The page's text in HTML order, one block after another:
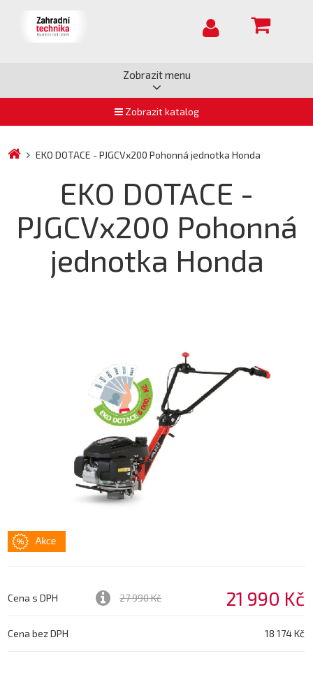
Zobrazit menu
Zobrazit katalog
EKO DOTACE - PJGCVx200 Pohonná jednotka Honda
EKO DOTACE -
PJGCVx200 Pohonná
jednotka Honda
Cena s DPH 27 990 Kč 21 990 Kč
Cena bez DPH 18 174 Kč